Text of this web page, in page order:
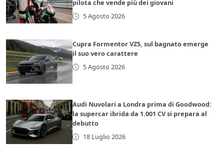
pilota che vende più dei giovani
5 Agosto 2026
Cupra Formentor VZ5, sul bagnato emerge
il suo vero carattere
5 Agosto 2026
Audi Nuvolari a Londra prima di Goodwood:
la supercar ibrida da 1.001 CV si prepara al
debutto
18 Luglio 2026